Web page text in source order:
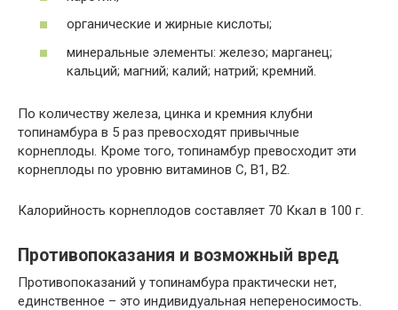
органические и жирные кислоты;
минеральные элементы: железо; марганец;
кальций; магний; калий; натрий; кремний.
По количеству железа, цинка и кремния клубни
топинамбура в 5 раз превосходят привычные
корнеплоды. Кроме того, топинамбур превосходит эти
корнеплоды по уровню витаминов С, В1, В2.
Калорийность корнеплодов составляет 70 Ккал в 100 г.
Противопоказания и возможный вред
Противопоказаний у топинамбура практически нет,
единственное – это индивидуальная непереносимость.